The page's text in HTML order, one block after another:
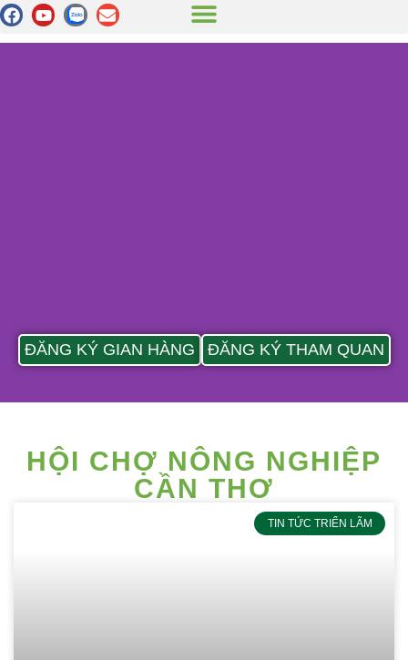
ĐĂNG KÝ GIAN HÀNG ĐĂNG KÝ THAM QUAN
HỘI CHỢ NÔNG NGHIỆP
CẦN THƠ
TIN TỨC TRIỂN LÃM